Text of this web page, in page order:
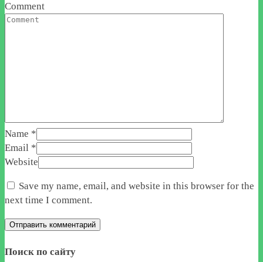
Comment
Name *
Email *
Website
Save my name, email, and website in this browser for the
next time I comment.
Поиск по сайту